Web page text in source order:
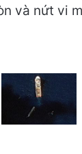
và nứt vi